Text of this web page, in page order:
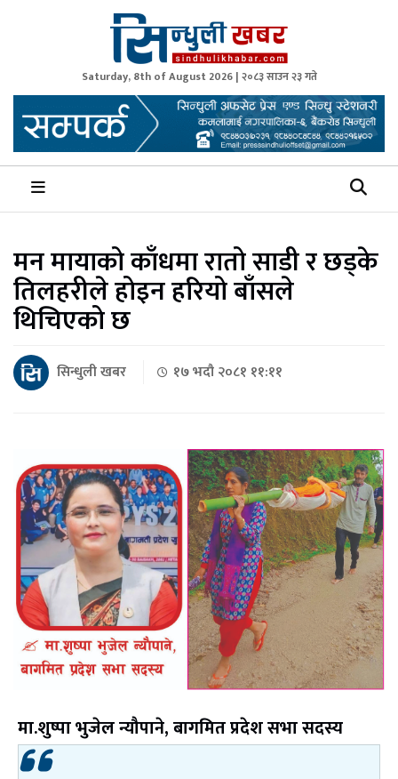
Sindhuli Khabar
News from Sindhuli Nepal
Saturday, 8th of August 2026 | २०८३ साउन २३ गते
मन मायाको काँधमा रातो साडी र छड्के
तिलहरीले होइन हरियो बाँसले
थिचिएको छ
सिन्धुली खबर १७ भदौ २०८१ ११:११
मा.शुष्पा भुजेल न्यौपाने, बागमित प्रदेश सभा सदस्य